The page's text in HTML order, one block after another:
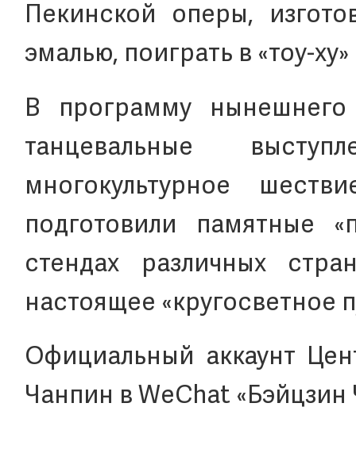
Пекинской оперы,
эмалью, поиграть в «тоу-
В программу нынешнего
танцевальные
многокультурное
подготовили памятные
стендах различных
настоящее «кругосветное
Официальный аккаунт
Чанпин в WeСhat «Бэйцзин